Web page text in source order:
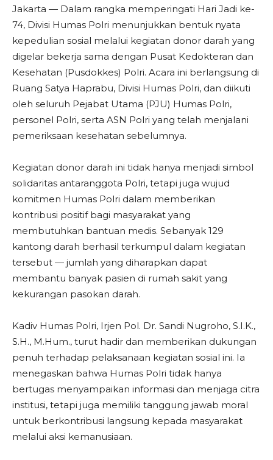
Jakarta — Dalam rangka memperingati Hari Jadi ke-
74, Divisi Humas Polri menunjukkan bentuk nyata
kepedulian sosial melalui kegiatan donor darah yang
digelar bekerja sama dengan Pusat Kedokteran dan
Kesehatan (Pusdokkes) Polri. Acara ini berlangsung di
Ruang Satya Haprabu, Divisi Humas Polri, dan diikuti
oleh seluruh Pejabat Utama (PJU) Humas Polri,
personel Polri, serta ASN Polri yang telah menjalani
pemeriksaan kesehatan sebelumnya.
Kegiatan donor darah ini tidak hanya menjadi simbol
solidaritas antaranggota Polri, tetapi juga wujud
komitmen Humas Polri dalam memberikan
kontribusi positif bagi masyarakat yang
membutuhkan bantuan medis. Sebanyak 129
kantong darah berhasil terkumpul dalam kegiatan
tersebut — jumlah yang diharapkan dapat
membantu banyak pasien di rumah sakit yang
kekurangan pasokan darah.
Kadiv Humas Polri, Irjen Pol. Dr. Sandi Nugroho, S.I.K.,
S.H., M.Hum., turut hadir dan memberikan dukungan
penuh terhadap pelaksanaan kegiatan sosial ini. Ia
menegaskan bahwa Humas Polri tidak hanya
bertugas menyampaikan informasi dan menjaga citra
institusi, tetapi juga memiliki tanggung jawab moral
untuk berkontribusi langsung kepada masyarakat
melalui aksi kemanusiaan.